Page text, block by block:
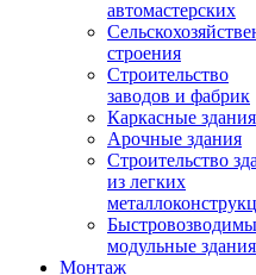
автомастерских
строения
Строительство
заводов и фабрик
Каркасные здания
Арочные здания
Строительство
из легких
модульные здания
Монтаж